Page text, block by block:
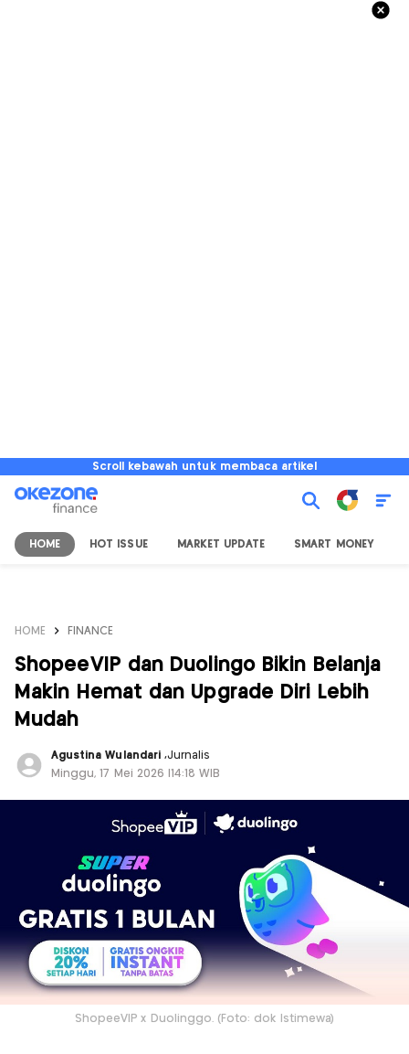
Scroll kebawah untuk membaca artikel
HOME HOT ISSUE MARKET UPDATE SMART MONEY
HOME FINANCE
ShopeeVIP dan Duolingo Bikin Belanja
Makin Hemat dan Upgrade Diri Lebih
Mudah
Agustina Wulandari ,Jurnalis
Minggu, 17 Mei 2026 |14:18 WIB
ShopeeVIP x Duolinggo. (Foto: dok Istimewa)